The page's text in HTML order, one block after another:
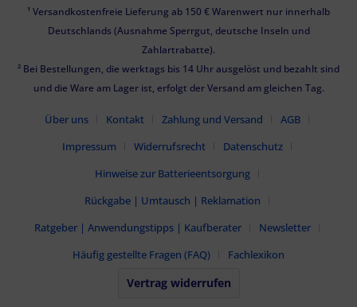
¹ Versandkostenfreie Lieferung ab 150 € Warenwert nur innerhalb
Deutschlands (Ausnahme Sperrgut, deutsche Inseln und
Zahlartrabatte).
² Bei Bestellungen, die werktags bis 14 Uhr ausgelöst und bezahlt sind
und die Ware am Lager ist, erfolgt der Versand am gleichen Tag.
Über uns Kontakt Zahlung und Versand
AGB
Impressum
Widerrufsrecht
Datenschutz
Hinweise zur Batterieentsorgung
Rückgabe | Umtausch | Reklamation
Ratgeber | Anwendungstipps | Kaufberater
Newsletter
Häufig gestellte Fragen (FAQ)
Fachlexikon
Vertrag widerrufen